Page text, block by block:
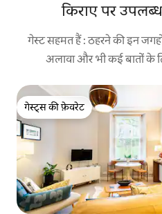
किराए पर
गेस्ट सहमत हैं : ठहरने की इन
अलावा और भी कई बातों के
गेस्ट्स की फ़ेवरेट
गेस्ट्स की फ़ेवरेट